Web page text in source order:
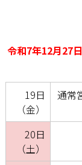
令和7年12月27
19日
（金）
通常
20日
（土）